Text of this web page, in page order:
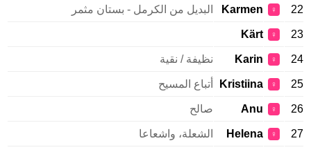
22
♀
Karmen البديل من الكرمل - بستان مثمر
23
♀
Kärt
24
♀
Karin نظيفة / نقية
25
♀
Kristiina أتباع المسيح
26
♀
Anu صالح
27
♀
Helena الشعلة، واشعاعا